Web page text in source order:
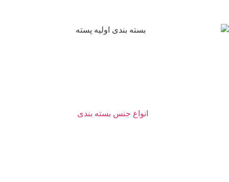
انواع جنس بسته بندی